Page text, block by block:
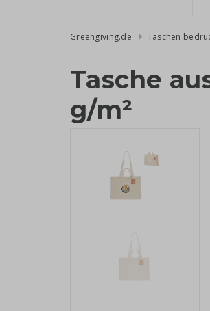
Greengiving.de Taschen
Tasche
g/m²